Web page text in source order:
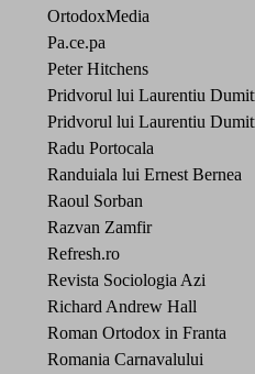
OrtodoxMedia
Pa.ce.pa
Peter Hitchens
Pridvorul lui Laurentiu
Pridvorul lui Laurentiu
Radu Portocala
Randuiala lui Ernest Bernea
Raoul Sorban
Razvan Zamfir
Refresh.ro
Revista Sociologia Azi
Richard Andrew Hall
Roman Ortodox in Franta
Romania Carnavalului